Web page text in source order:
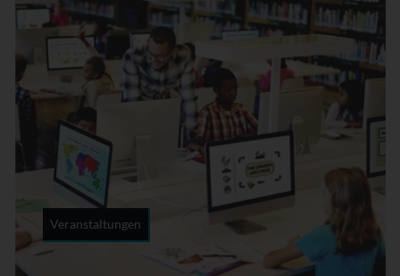
Veranstaltungen